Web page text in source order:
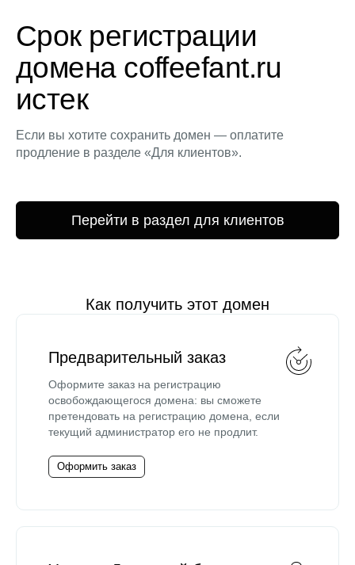
Срок регистрации
домена coffeefant.ru
истек
Если вы хотите сохранить домен — оплатите
продление в разделе «Для клиентов».
Перейти в раздел для клиентов
Как получить этот домен
Предварительный заказ
Оформите заказ на регистрацию
освобождающегося домена: вы сможете
претендовать на регистрацию домена, если
текущий администратор его не продлит.
Оформить заказ